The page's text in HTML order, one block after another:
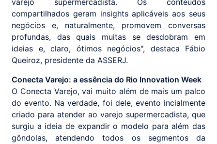
compartilhados geram insights aplicáveis aos seus
negócios e, naturalmente, promovem conversas
profundas, das quais muitas se desdobram em
ideias e, claro, ótimos negócios", destaca Fábio
Queiroz, presidente da ASSERJ.
Conecta Varejo: a essência do Rio Innovation Week
O Conecta Varejo, vai muito além de mais um palco
do evento. Na verdade, foi dele, evento incialmente
criado para atender ao varejo supermercadista, que
surgiu a ideia de expandir o modelo para além das
gôndolas, atendendo todos os segmentos da